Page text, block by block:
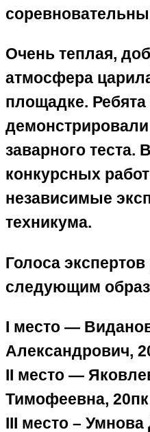
​Очень теплая,
атмосфера
площадке.
заварного теста.
конкурсных
независимые
техникума.
​Голоса
следующим
I место —
Александрович,
II место —
Тимофеевна, 20пк
III место – Умнова